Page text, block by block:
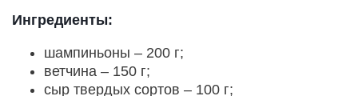
Ингредиенты:
шампиньоны – 200 г;
ветчина – 150 г;
сыр твердых сортов – 100 г;